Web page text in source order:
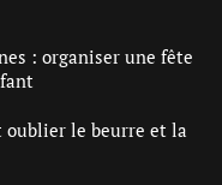
: organiser une fête
oublier le beurre et la